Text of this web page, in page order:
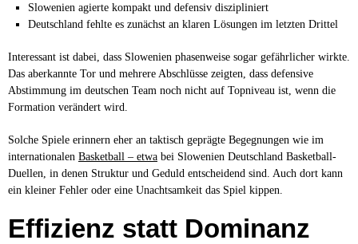
Slowenien agierte kompakt und defensiv diszipliniert
Deutschland fehlte es zunächst an klaren Lösungen im letzten Drittel
Interessant ist dabei, dass Slowenien phasenweise sogar gefährlicher wirkte.
Das aberkannte Tor und mehrere Abschlüsse zeigten, dass defensive
Abstimmung im deutschen Team noch nicht auf Topniveau ist, wenn die
Formation verändert wird.
Solche Spiele erinnern eher an taktisch geprägte Begegnungen wie im
internationalen Basketball – etwa bei Slowenien Deutschland Basketball-
Duellen, in denen Struktur und Geduld entscheidend sind. Auch dort kann
ein kleiner Fehler oder eine Unachtsamkeit das Spiel kippen.
Effizienz statt Dominanz